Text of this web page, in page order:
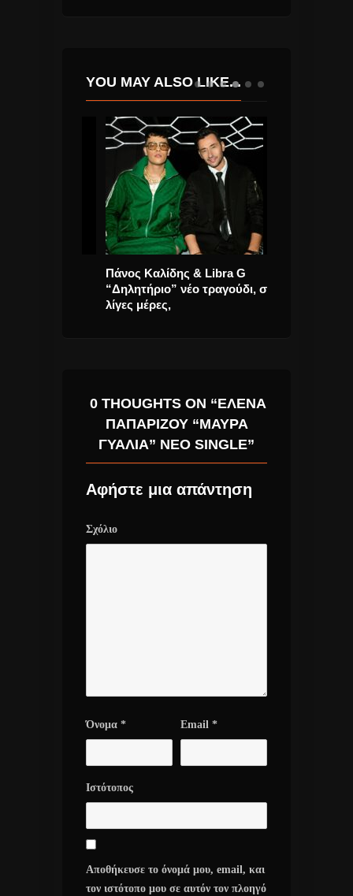
YOU MAY ALSO LIKE...
Πάνος Καλίδης & Libra G
“Δηλητήριο” νέο τραγούδι, σε
λίγες μέρες,
0 THOUGHTS ON “ΈΛΕΝΑ
ΠΑΠΑΡΊΖΟΥ “ΜΑΎΡΑ
ΓΥΑΛΙΆ” ΝΈΟ SINGLE”
Αφήστε μια απάντηση
Σχόλιο
Όνομα * Email *
Ιστότοπος
Αποθήκευσε το όνομά μου, email, και
τον ιστότοπο μου σε αυτόν τον πλοηγό